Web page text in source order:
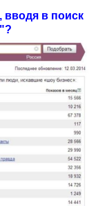
вводя в поиск